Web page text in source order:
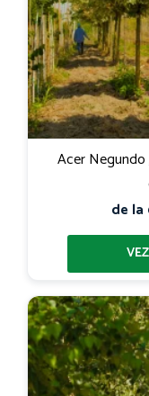
Acer Negundo
de